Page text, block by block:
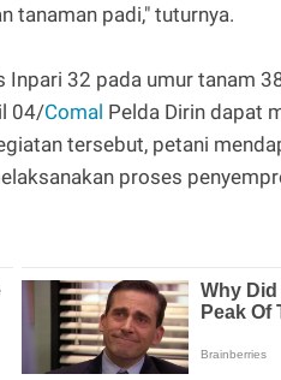
tanaman padi," tuturnya.
32 pada umur tanam
04/Comal Pelda Dirin dapat
tersebut, petani
proses